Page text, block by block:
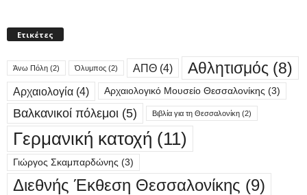
Ετικέτες
Άνω Πόλη (2) Όλυμπος (2) ΑΠΘ (4) Αθλητισμός (8)
Αρχαιολογία (4) Αρχαιολογικό Μουσείο Θεσσαλονίκης (3)
Βαλκανικοί πόλεμοι (5) Βιβλία για τη Θεσσαλονίκη (2)
Γερμανική κατοχή (11)
Γιώργος Σκαμπαρδώνης (3)
Διεθνής Έκθεση Θεσσαλονίκης (9)